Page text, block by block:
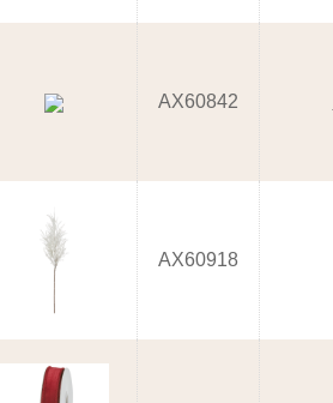
AX60842
AX60918